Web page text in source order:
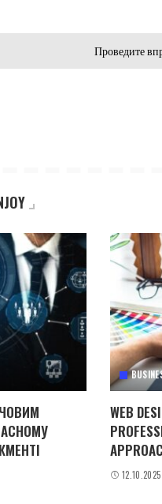
Проведите
WEB
12.10.2025